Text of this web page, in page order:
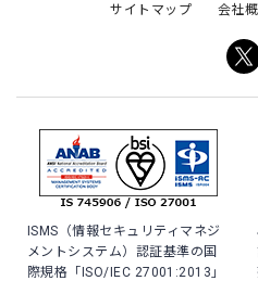
サイトマップ
会社
ISMS（情報セキュリティマネジ
メントシステム）認証基準の国
際規格「ISO/IEC 27001:2013」